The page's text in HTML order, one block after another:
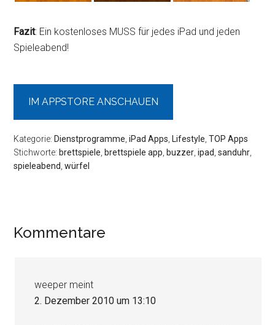
Fazit: Ein kostenloses MUSS für jedes iPad und jeden
Spieleabend!
IM APPSTORE ANSCHAUEN
Kategorie: Dienstprogramme ,iPad Apps Lifestyle ,TOP Apps
Stichworte: brettspiele brettspiele app buzzer ,ipad ,sanduhr
spieleabend ,würfel
Leser-
Kommentare
weeper meint
2. Dezember 2010 um 13:10